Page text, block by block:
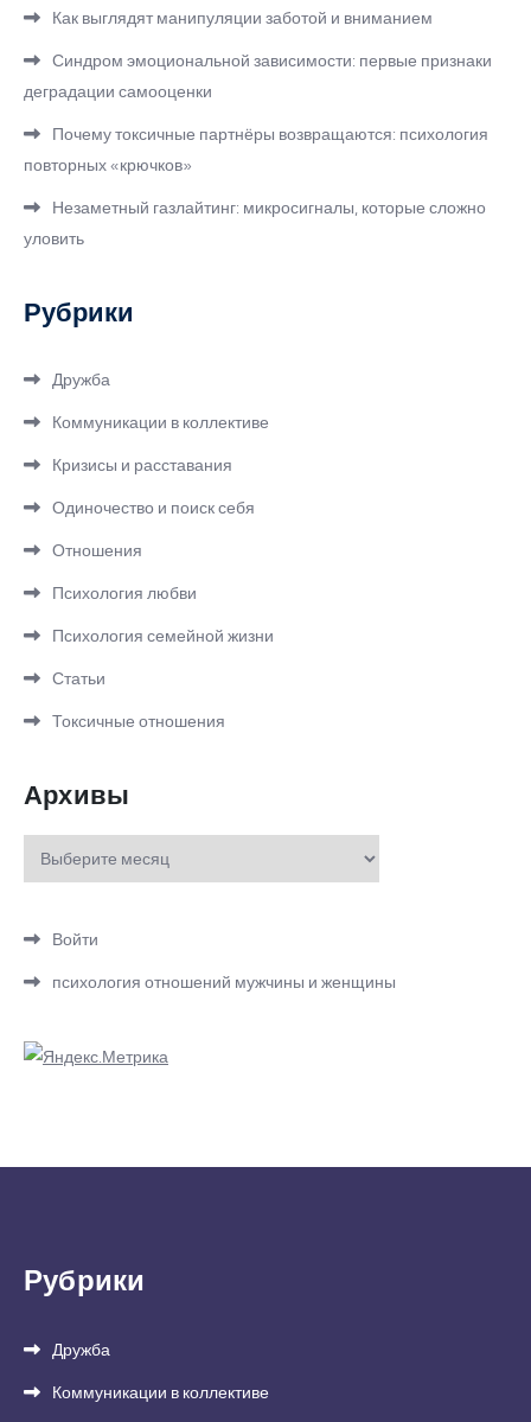
Как выглядят манипуляции заботой и вниманием
Синдром эмоциональной зависимости: первые признаки
деградации самооценки
Почему токсичные партнёры возвращаются: психология
повторных «крючков»
Незаметный газлайтинг: микросигналы, которые сложно
уловить
Рубрики
Дружба
Коммуникации в коллективе
Кризисы и расставания
Одиночество и поиск себя
Отношения
Психология любви
Психология семейной жизни
Статьи
Токсичные отношения
Архивы
Архивы
Войти
психология отношений мужчины и женщины
Рубрики
Дружба
Коммуникации в коллективе